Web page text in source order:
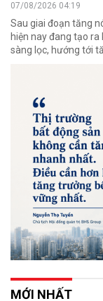
07/08/2026 04:19
Sau giai đoạn tăng
hiện nay đang tạo
sàng lọc, hướng tới
MỚI NHẤT